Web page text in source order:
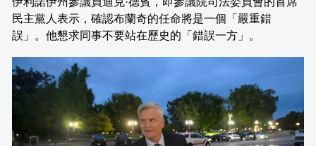
民主黨人表示，確認布蘭奇的任命將是一個「嚴重錯
誤」。他懇求同事不要站在歷史的「錯誤一方」。